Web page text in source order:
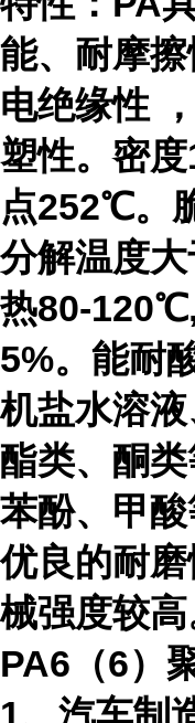
能、耐摩
电绝缘性
塑性。密度
点252℃。
分解温度
热80-120
5%。能耐
机盐水溶液
酯类、酮
苯酚、甲
优良的耐
械强度较高
PA6（6）
1、汽车制